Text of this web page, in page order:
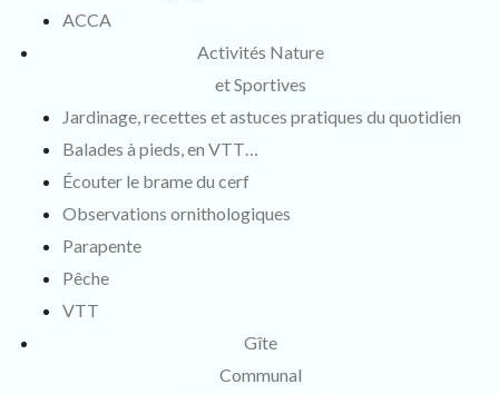
ACCA
Activités Nature
et Sportives
Jardinage, recettes et astuces pratiques du quotidien
Balades à pieds, en VTT…
Écouter le brame du cerf
Observations ornithologiques
Parapente
Pêche
VTT
Gîte
Communal